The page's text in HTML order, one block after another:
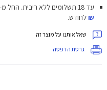
עד 18 תשלומים ללא ריבית.
החל מ-
₪לחודש.
שאל אותנו על מוצר זה
גרסת הדפסה